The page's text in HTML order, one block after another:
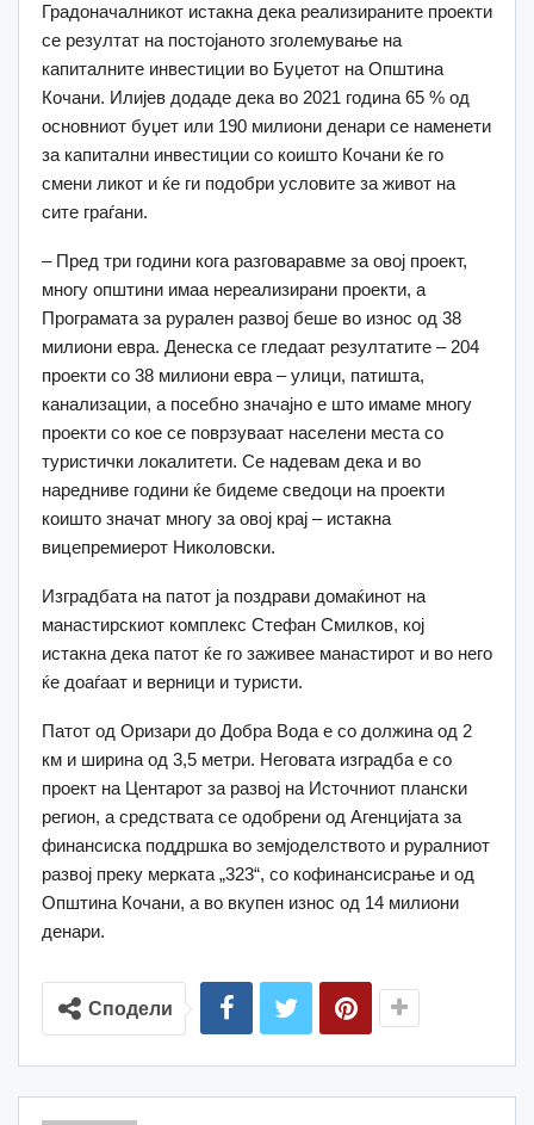
Градоначалникот истакна дека реализираните проекти
се резултат на постојаното зголемување на
капиталните инвестиции во Буџетот на Општина
Кочани. Илијев додаде дека во 2021 година 65 % од
основниот буџет или 190 милиони денари се наменети
за капитални инвестиции со коишто Кочани ќе го
смени ликот и ќе ги подобри условите за живот на
сите граѓани.
– Пред три години кога разговаравме за овој проект,
многу општини имаа нереализирани проекти, а
Програмата за рурален развој беше во износ од 38
милиони евра. Денеска се гледаат резултатите – 204
проекти со 38 милиони евра – улици, патишта,
канализации, а посебно значајно е што имаме многу
проекти со кое се поврзуваат населени места со
туристички локалитети. Се надевам дека и во
наредниве години ќе бидеме сведоци на проекти
коишто значат многу за овој крај – истакна
вицепремиерот Николовски.
Изградбата на патот ја поздрави домаќинот на
манастирскиот комплекс Стефан Смилков, кој
истакна дека патот ќе го заживее манастирот и во него
ќе доаѓаат и верници и туристи.
Патот од Оризари до Добра Вода е со должина од 2
км и ширина од 3,5 метри. Неговата изградба е со
проект на Центарот за развој на Источниот плански
регион, а средствата се одобрени од Агенцијата за
финансиска поддршка во земјоделството и руралниот
развој преку мерката „323“, со кофинансисрање и од
Општина Кочани, а во вкупен износ од 14 милиони
денари.
Сподели